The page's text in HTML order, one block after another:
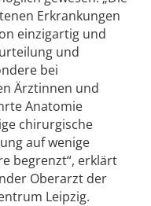
Erkrankungen
einzigartig und
und
bei
Ärztinnen und
Anatomie
chirurgische
auf wenige
begrenzt“, erklärt
Oberarzt der
Leipzig.